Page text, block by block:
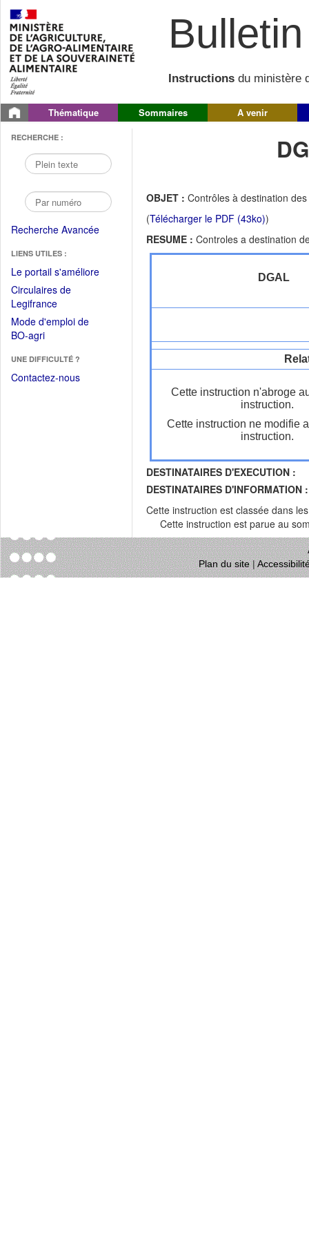
Instructions du ministère
Thématique Sommaires A venir
RECHERCHE :
Recherche Avancée
LIENS UTILES :
Le portail s'améliore(Fichier
Circulaires de
Legifrance(Ouvrir
dans
une
fenêtre)
Mode d'emploi de
BO-agri(Ouvrir
une
nouvelle
UNE DIFFICULTÉ ?
Contactez-nous
OBJET : Contrôles à destination
(Télécharger le PDF (43ko))
RESUME : Controles a destination
DGAL
Cette instruction n'abroge
instruction.
Cette instruction ne modifie
instruction.
DESTINATAIRES D'EXECUTION :
DESTINATAIRES D'INFORMATION :
Cette instruction est classée dans
Cette instruction est parue au
Plan du site|